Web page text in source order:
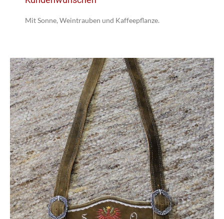
Mit Sonne, Weintrauben und Kaffeepflanze.